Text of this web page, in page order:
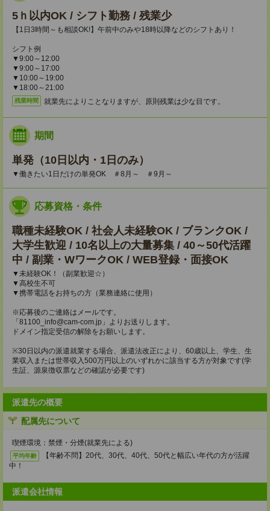
5ｈ以内OK / シフト勤務 / 残業少
【1日3時間～も相談OK!】午前中のみや18時以降などのシフトあり！
シフト例
▼9:00～12:00
▼9:00～17:00
▼10:00～19:00
▼18:00～21:00
残業時間 就業先によりことなりますが、原則残業は少な目です。
期間
単発（10日以内・1日のみ）
▼働きたい1日だけの単発OK ＃8月～ ＃9月～
応募資格・条件
職種未経験OK / 社会人未経験OK / ブランクOK /
大学生歓迎 / 10名以上の大量募集 / 40～50代活躍
中 / 副業・WワークOK / WEB登録・面接OK
▼未経験OK！（副業歓迎☆）
▼高校生不可
▼携帯電話をお持ちの方（業務連絡に使用）
※応募後のご連絡はメールです。
「81100_info@cam-com.jp」よりお送りします。
ドメイン指定受信の解除をお願いします。
※30日以内の派遣就業する場合、派遣法改正により、60歳以上、学生、生
業収入または世帯収入500万円以上のいずれかに該当する方が対象です(学
生証、源泉徴収票などの確認が必要です)
派遣先の概要
配属先について
喫煙環境：禁煙・分煙(就業先による)
平均年齢
【年齢不問】20代、30代、40代、50代と幅広い年代の方が活躍
中！
派遣会社情報